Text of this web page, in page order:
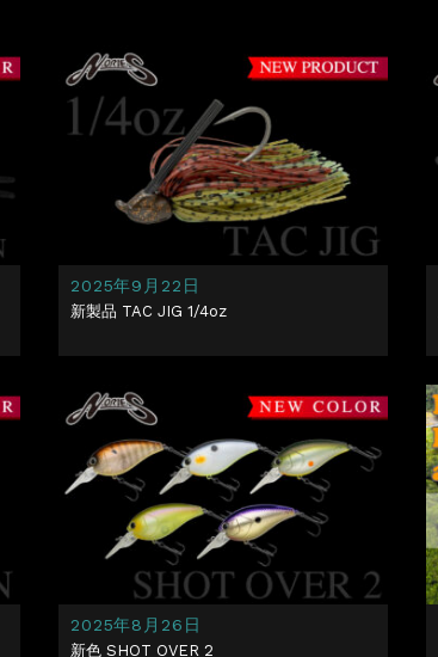
2025年9月22日
新製品 TAC JIG 1/4oz
2025年8月26日
新色 SHOT OVER 2